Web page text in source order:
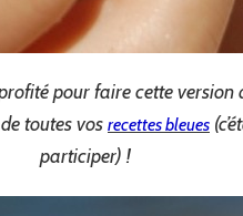
pour faire cette version
toutes vos recettes bleues
participer) !